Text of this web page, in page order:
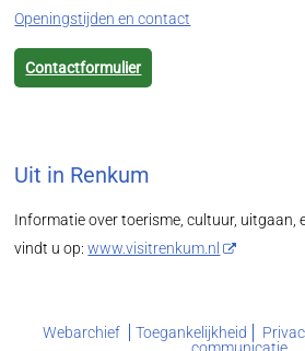
Openingstijden en contact
Contactformulier
Uit in Renkum
Informatie over toerisme, cultuur, uitgaan,
vindt u op:www.visitrenkum.nl
Webarchief Toegankelijkheid